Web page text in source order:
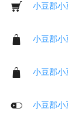
小豆郡小
小豆郡小
小豆郡小
小豆郡小